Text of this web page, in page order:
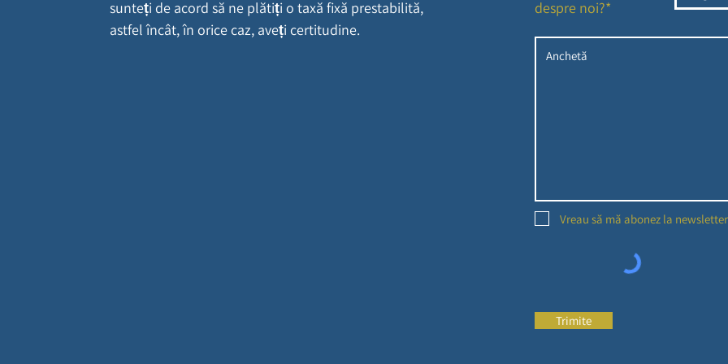
sunteți de acord să ne plătiți o taxă fixă prestabilită,
astfel încât, în orice caz, aveți certitudine.
despre noi?*
Vreau să mă abonez la
Trimite